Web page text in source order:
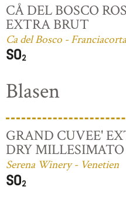
CÅ DEL BOSCO
EXTRA BRUT
Ca del Bosco - Franciacorta
Blasen
GRAND CUVEE'
DRY MILLESIMATO
Serena Winery - Venetien